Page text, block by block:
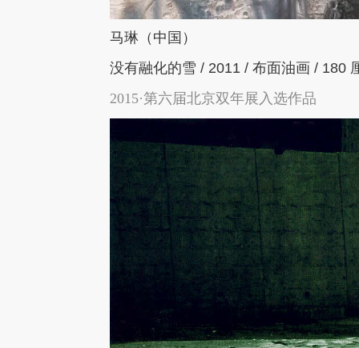
马琳（中国）
没有融化的雪 / 2011 / 布面油画 / 180
2015·第六届北京双年展入选作品